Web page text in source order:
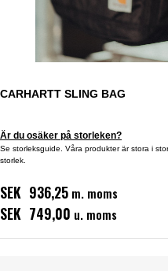
CARHARTT SLING BAG
Är du osäker på storleken?
Se storleksguide. Våra produkter är stora i
storlek.
SEK 936,25 m. moms
SEK 749,00 u. moms